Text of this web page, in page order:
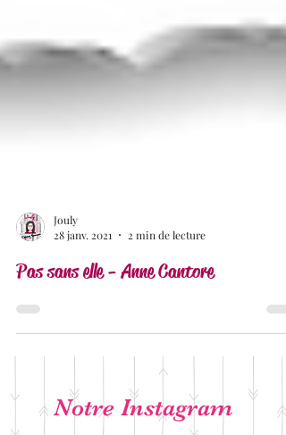
Jouly
28 janv. 2021
2 min de lecture
Pas sans elle - Anne Cantore